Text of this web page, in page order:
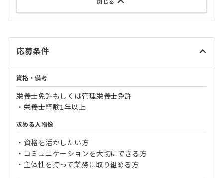
閉じる
応募条件
資格・備考
栄養士免許もしくは管理栄養士免許
・栄養士経験1年以上
求める人物像
・資格を活かしたい方
・コミュニケーションを大切にできる方
・主体性を持って業務に取り組める方